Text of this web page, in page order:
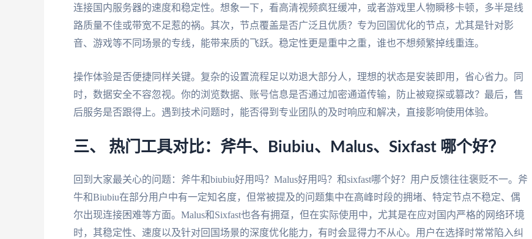
连接国内服务器的速度和稳定性。想象一下，看高清视频疯狂缓冲，或者游戏里人物瞬移卡顿，多半是线
路质量不佳或带宽不足惹的祸。其次，节点覆盖是否广泛且优质？专为回国优化的节点，尤其是针对影
音、游戏等不同场景的专线，能带来质的飞跃。稳定性更是重中之重，谁也不想频繁掉线重连。
操作体验是否便捷同样关键。复杂的设置流程足以劝退大部分人，理想的状态是安装即用，省心省力。同
时，数据安全不容忽视。你的浏览数据、账号信息是否通过加密通道传输，防止被窥探或篡改？最后，售
后服务是否跟得上。遇到技术问题时，能否得到专业团队的及时响应和解决，直接影响使用体验。
三、 热门工具对比：斧牛、Biubiu、Malus、Sixfast 哪个好？
回到大家最关心的问题：斧牛和biubiu好用吗？Malus好用吗？和sixfast哪个好？用户反馈往往褒贬不一。斧
牛和Biubiu在部分用户中有一定知名度，但常被提及的问题集中在高峰时段的拥堵、特定节点不稳定、偶
尔出现连接困难等方面。Malus和Sixfast也各有拥趸，但在实际使用中，尤其是在应对国内严格的网络环境
时，其稳定性、速度以及针对回国场景的深度优化能力，有时会显得力不从心。用户在选择时常常陷入纠